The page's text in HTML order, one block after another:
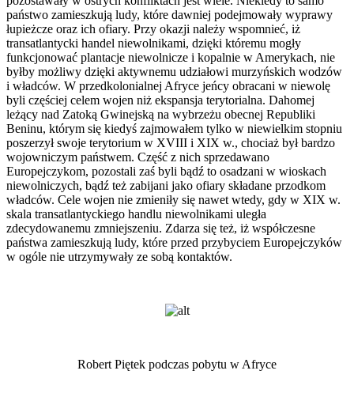
państwo zamieszkują ludy, które dawniej podejmowały wyprawy
łupieżcze oraz ich ofiary. Przy okazji należy wspomnieć, iż
transatlantycki handel niewolnikami, dzięki któremu mogły
funkcjonować plantacje niewolnicze i kopalnie w Amerykach, nie
byłby możliwy dzięki aktywnemu udziałowi murzyńskich wodzów
i władców. W przedkolonialnej Afryce jeńcy obracani w niewolę
byli częściej celem wojen niż ekspansja terytorialna. Dahomej
leżący nad Zatoką Gwinejską na wybrzeżu obecnej Republiki
Beninu, którym się kiedyś zajmowałem tylko w niewielkim stopniu
poszerzył swoje terytorium w XVIII i XIX w., chociaż był bardzo
wojowniczym państwem. Część z nich sprzedawano
Europejczykom, pozostali zaś byli bądź to osadzani w wioskach
niewolniczych, bądź też zabijani jako ofiary składane przodkom
władców. Cele wojen nie zmieniły się nawet wtedy, gdy w XIX w.
skala transatlantyckiego handlu niewolnikami uległa
zdecydowanemu zmniejszeniu. Zdarza się też, iż współczesne
państwa zamieszkują ludy, które przed przybyciem Europejczyków
w ogóle nie utrzymywały ze sobą kontaktów.
Robert Piętek podczas pobytu w Afryce